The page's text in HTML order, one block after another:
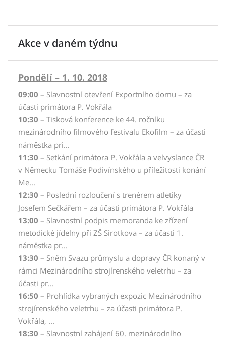
Akce v daném týdnu
Pondělí – 1. 10. 2018
09:00 – Slavnostní otevření Exportního domu – za
účasti primátora P. Vokřála
10:30 – Tisková konference ke 44. ročníku
mezinárodního filmového festivalu Ekofilm – za účasti
náměstka pri...
11:30 – Setkání primátora P. Vokřála a velvyslance ČR
v Německu Tomáše Podivínského u příležitosti konání
Me...
12:30 – Poslední rozloučení s trenérem atletiky
Josefem Sečkářem – za účasti primátora P. Vokřála
13:00 – Slavnostní podpis memoranda ke zřízení
metodické jídelny při ZŠ Sirotkova – za účasti 1.
náměstka pr...
13:30 – Sněm Svazu průmyslu a dopravy ČR konaný v
rámci Mezinárodního strojírenského veletrhu – za
účasti pr...
16:50 – Prohlídka vybraných expozic Mezinárodního
strojírenského veletrhu – za účasti primátora P.
Vokřála, ...
18:30 – Slavnostní zahájení 60. mezinárodního